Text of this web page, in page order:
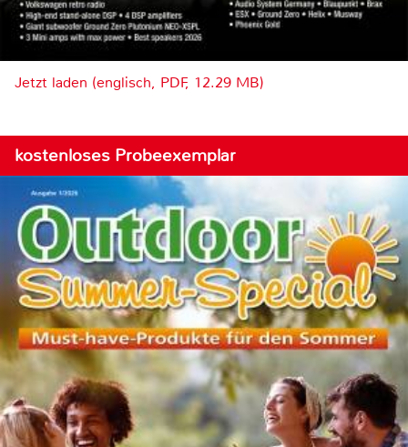
Jetzt laden (englisch, PDF, 12.29 MB)
kostenloses Probeexemplar